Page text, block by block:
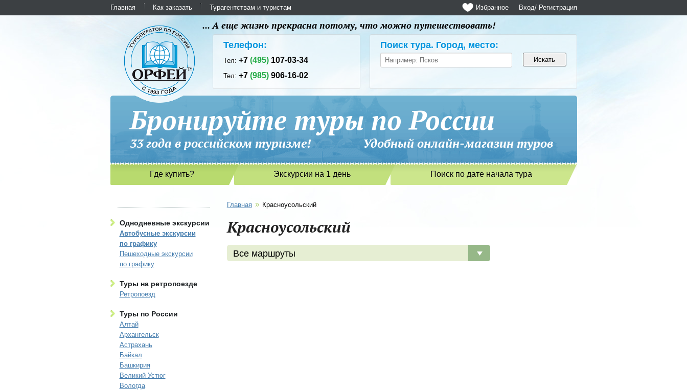
Главная Как заказать Турагентствам и туристам Вход/ Регистрация
Избранное
... А еще жизнь прекрасна потому, что можно путешествовать!
Телефон:
Тел:+7(495) 107-03-34
Тел:+7(985) 906-16-02
Поиск тура. Город, место:
Бронируйте туры по России
33 года в российском туризме! Удобный онлайн-магазин туров
Где купить? Экскурсии на 1 день Поиск по дате начала тура
Однодневные экскурсии
Автобусные экскурсии
по графику
Пешеходные экскурсии
по графику
Туры на ретропоезде
Ретропоезд
Туры по России
Алтай
Архангельск
Астрахань
Байкал
Башкирия
Великий Устюг
Вологда
Главная » Красноусольский
Красноусольский
Все маршруты